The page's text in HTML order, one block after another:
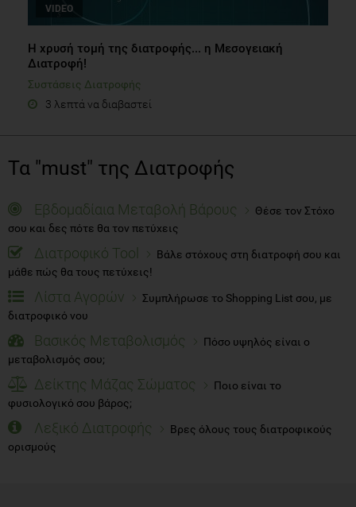
VIDEO
Η χρυσή τομή της διατροφής... η Μεσογειακή
Διατροφή!
Συστάσεις Διατροφής
3 λεπτά να διαβαστεί
Τα "must" της Διατροφής
Εβδομαδίαια Μεταβολή Βάρους
Θέσε τον Στόχο
σου και δες πότε θα τον πετύχεις
Διατροφικό Tool
Βάλε στόχους στη διατροφή σου και
μάθε πώς θα τους πετύχεις!
Λίστα Αγορών
Συμπλήρωσε το Shopping List σου, με
διατροφικό νου
Βασικός Μεταβολισμός
Πόσο υψηλός είναι ο
μεταβολισμός σου;
Δείκτης Μάζας Σώματος
Ποιο είναι το
φυσιολογικό σου βάρος;
Λεξικό Διατροφής
Βρες όλους τους διατροφικούς
ορισμούς